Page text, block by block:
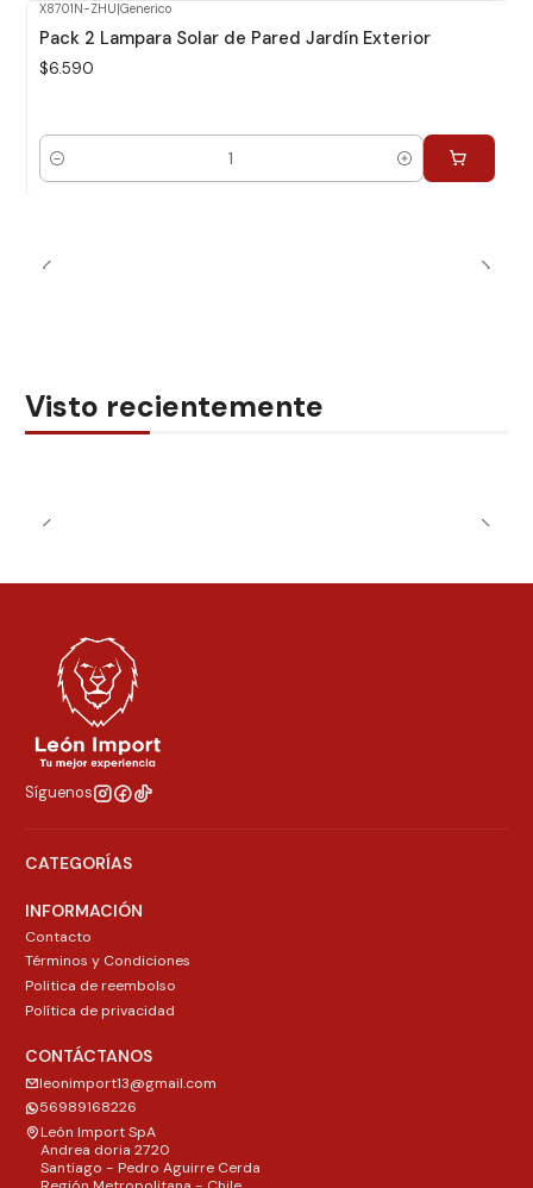
X8701N-ZHU|Generico
Pack 2 Lampara Solar de Pared Jardín Exterior
$6.590
Cantidad
Visto recientemente
Síguenos
CATEGORÍAS
INFORMACIÓN
Contacto
Términos y Condiciones
Politica de reembolso
Política de privacidad
CONTÁCTANOS
leonimport13@gmail.com
56989168226
León Import SpA
Andrea doria 2720
Santiago - Pedro Aguirre Cerda